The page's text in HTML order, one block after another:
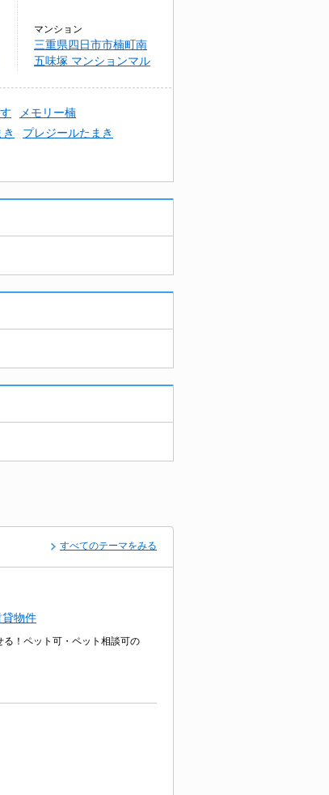
マンション
三重県四日市市楠町南
五味塚 マンションマル
メモリー楠
プレジールたまき
すべてのテーマをみる
物件
！ペット可・ペット相談可の